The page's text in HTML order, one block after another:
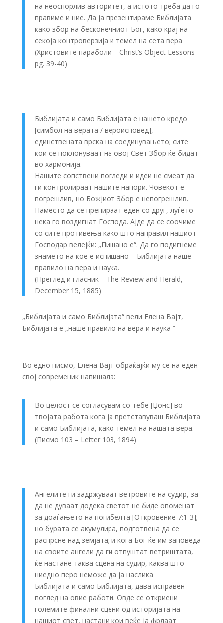
на неоспорлив авторитет, а истото треба да го
правиме и ние. Да ја презентираме Библијата
како збор на бесконечниот Бог, како крај на
секоја контроверзија и темел на сета вера
(Христовите параболи – Christ’s Object Lessons
pg. 39-40)
Библијата и само Библијата е нашето кредо
[симбол на верата / вероисповед],
единствената врска на соединувањето; сите
кои се поклонуваат на овој Свет Збор ќе бидат
во хармонија.
Нашите сопствени погледи и идеи не смеат да
ги контролираат нашите напори. Човекот е
погрешлив, но Божјиот Збор е непогрешлив.
Наместо да се препираат еден со друг, луѓето
нека го воздигнат Господа. Ајде да се соочиме
со сите противења како што направил нашиот
Господар велејќи: „Пишано е“. Да го подигнеме
знамето на кое е испишано – Библијата наше
правило на вера и наука.
(Преглед и гласник – The Review and Herald,
December 15, 1885)
„Библијата и само Библијата“ вели Елена Вајт,
Библијата е „наше правило на вера и наука “
Во едно писмо, Елена Вајт обраќајќи му се на еден
свој современик напишала:
Во целост се согласувам со тебе [Џонс] во
твојата работа кога ја претставуваш Библијата
и само Библијата, како темел на нашата вера.
(Писмо 103 – Letter 103, 1894)
Ангелите ги задржуваат ветровите на судир, за
да не дуваат додека светот не биде опоменат
за доаѓањето на погибелта [Откровение 7:1-3];
но бурата се акумулира, подготвена да се
распрсне над земјата; и кога Бог ќе им заповеда
на своите ангели да ги отпуштат ветриштата,
ќе настане таква сцена на судир, каква што
ниедно перо неможе да ја наслика
Библијата и само Библијата, дава исправен
поглед на овие работи. Овде се откриени
големите финални сцени од историјата на
нашиот свет, настани кои веќе ја фрлаат